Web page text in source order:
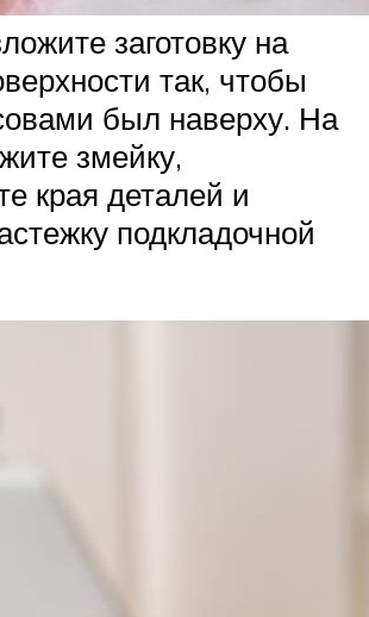
заготовку на
так, чтобы
был наверху. На
змейку,
края деталей и
подкладочной